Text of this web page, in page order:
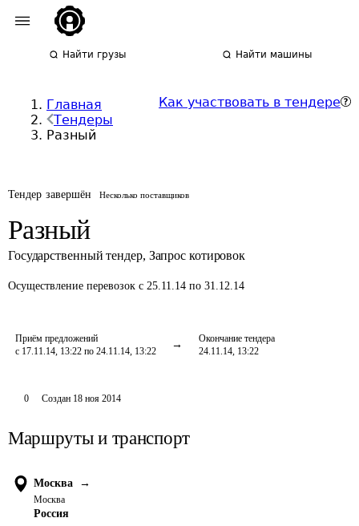
Найти грузы Найти машины
Главная
Тендеры
Разный
Как участвовать в тендере
Тендер завершён Несколько поставщиков
Разный
Государственный тендер, Запрос котировок
Осуществление перевозок с 25.11.14 по 31.12.14
Приём предложений
с 17.11.14, 13:22 по 24.11.14, 13:22
Окончание тендера
24.11.14, 13:22
0 Создан 18 ноя 2014
Маршруты и транспорт
Москва →
Москва
Россия